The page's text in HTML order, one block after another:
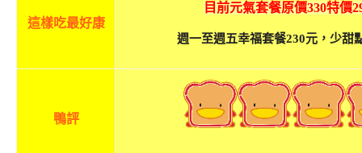
這樣吃最好康
目前元氣套餐原價330特價
週一至週五幸福套餐230元，少甜
鴨評